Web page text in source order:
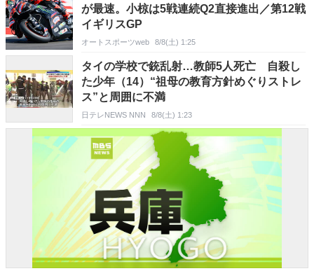
が最速。小椋は5戦連続Q2直接進出／第12戦
イギリスGP
オートスポーツweb 8/8(土) 1:25
タイの学校で銃乱射…教師5人死亡 自殺し
た少年（14）“祖母の教育方針めぐりストレ
ス”と周囲に不満
日テレNEWS NNN 8/8(土) 1:23